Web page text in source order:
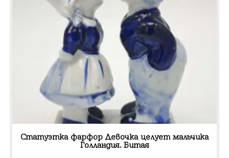
Статуэтка фарфор Девочка целует мальчика
Голландия. Битая